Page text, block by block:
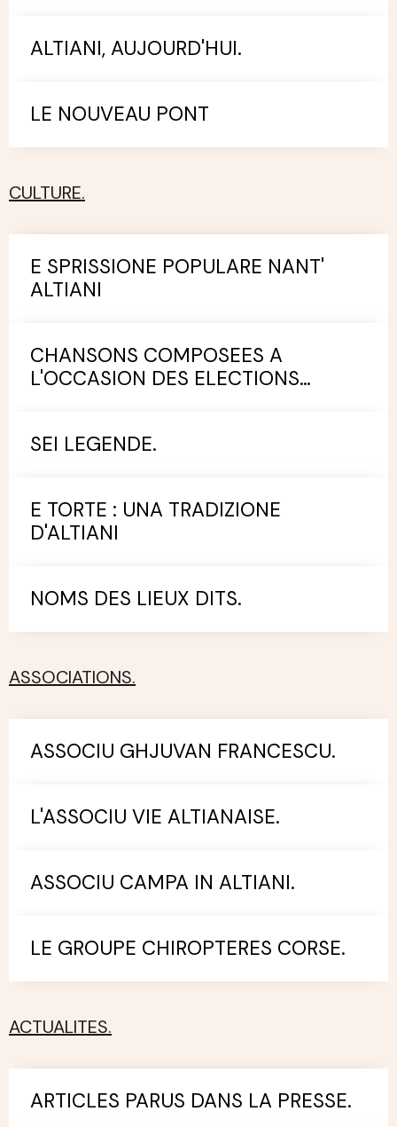
ALTIANI, AUJOURD'HUI.
LE NOUVEAU PONT
CULTURE.
E SPRISSIONE POPULARE NANT'
ALTIANI
CHANSONS COMPOSEES A
L'OCCASION DES ELECTIONS
SEI LEGENDE.
E TORTE : UNA TRADIZIONE
D'ALTIANI
NOMS DES LIEUX DITS.
ASSOCIATIONS.
ASSOCIU GHJUVAN FRANCESCU.
L'ASSOCIU VIE ALTIANAISE.
ASSOCIU CAMPA IN ALTIANI.
LE GROUPE CHIROPTERES CORSE.
ACTUALITES.
ARTICLES PARUS DANS LA PRESSE.